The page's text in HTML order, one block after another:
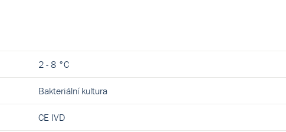
2 - 8 °C
Bakteriální kultura
CE IVD